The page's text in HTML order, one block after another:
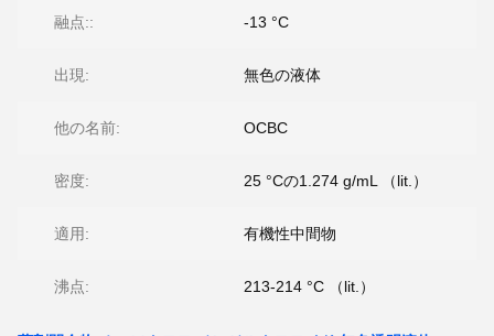
融点:: -13 °C
出現: 無色の液体
他の名前: OCBC
密度: 25 °Cの1.274 g/mL （lit.）
適用: 有機性中間物
沸点: 213-214 °C （lit.）